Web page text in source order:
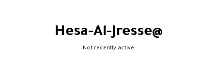
@hesa-Al-Jresse
Not recently active